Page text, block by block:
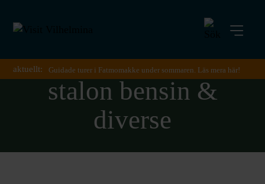
aktuellt: Guidade turer i Fatmomakke under sommaren. Läs mera här!
stalon bensin &
diverse